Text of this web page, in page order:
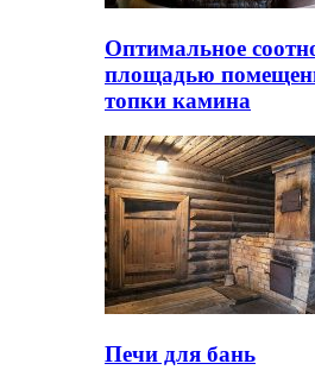
Оптимальное
площадью
топки камина
Печи для бань